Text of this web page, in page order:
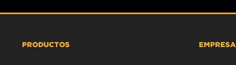
PRODUCTOS EMPRESA